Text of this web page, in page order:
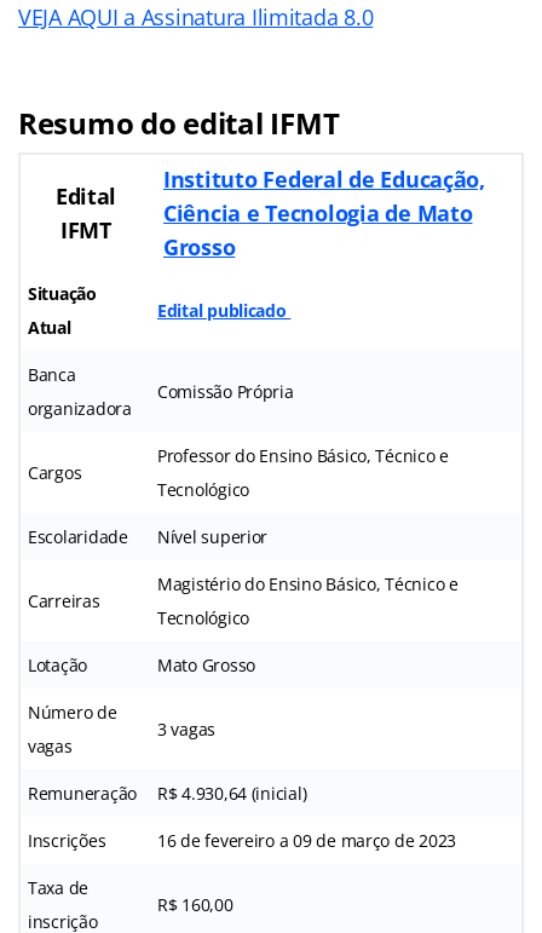
VEJA AQUI a Assinatura Ilimitada 8.0
Resumo do edital IFMT
Edital
IFMT
Instituto Federal de Educação,
Ciência e Tecnologia de Mato
Grosso
Situação
Atual
Edital publicado
Banca
organizadora
Comissão Própria
Cargos
Professor do Ensino Básico, Técnicoe
Tecnológico
Escolaridade Nível superior
Carreiras
Magistério do Ensino Básico, Técnico e
Tecnológico
Lotação Mato Grosso
Número de
vagas
3 vagas
Remuneração R$ 4.930,64 (inicial)
Inscrições 16 de fevereiro a 09 de março de 2023
Taxa de
inscrição
R$ 160,00